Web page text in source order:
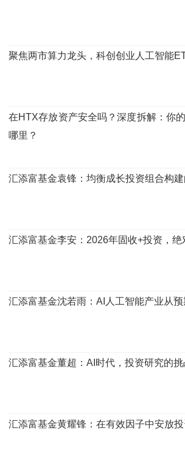
聚焦两市算力龙头，科创创业人工智能
在HTX存放资产安全吗？深度拆解：你
哪里？
汇添富基金袁锋：均衡成长投资组合构建
汇添富基金李安：2026年固收+投资，
汇添富基金沈若雨：AI人工智能产业从
汇添富基金董超：AI时代，投资研究的
汇添富基金黄耀锋：在有效因子中安放